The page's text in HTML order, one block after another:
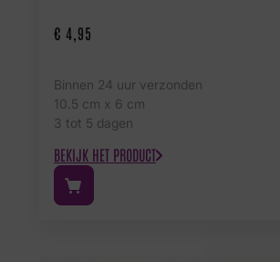
€ 4,95
Binnen 24 uur verzonden
10.5 cm x 6 cm
3 tot 5 dagen
BEKIJK HET PRODUCT